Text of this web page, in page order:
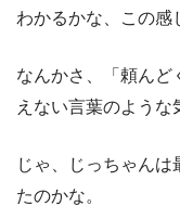
わかるかな、この感
なんかさ、「頼んど
えない言葉のような
じゃ、じっちゃん
たのかな。